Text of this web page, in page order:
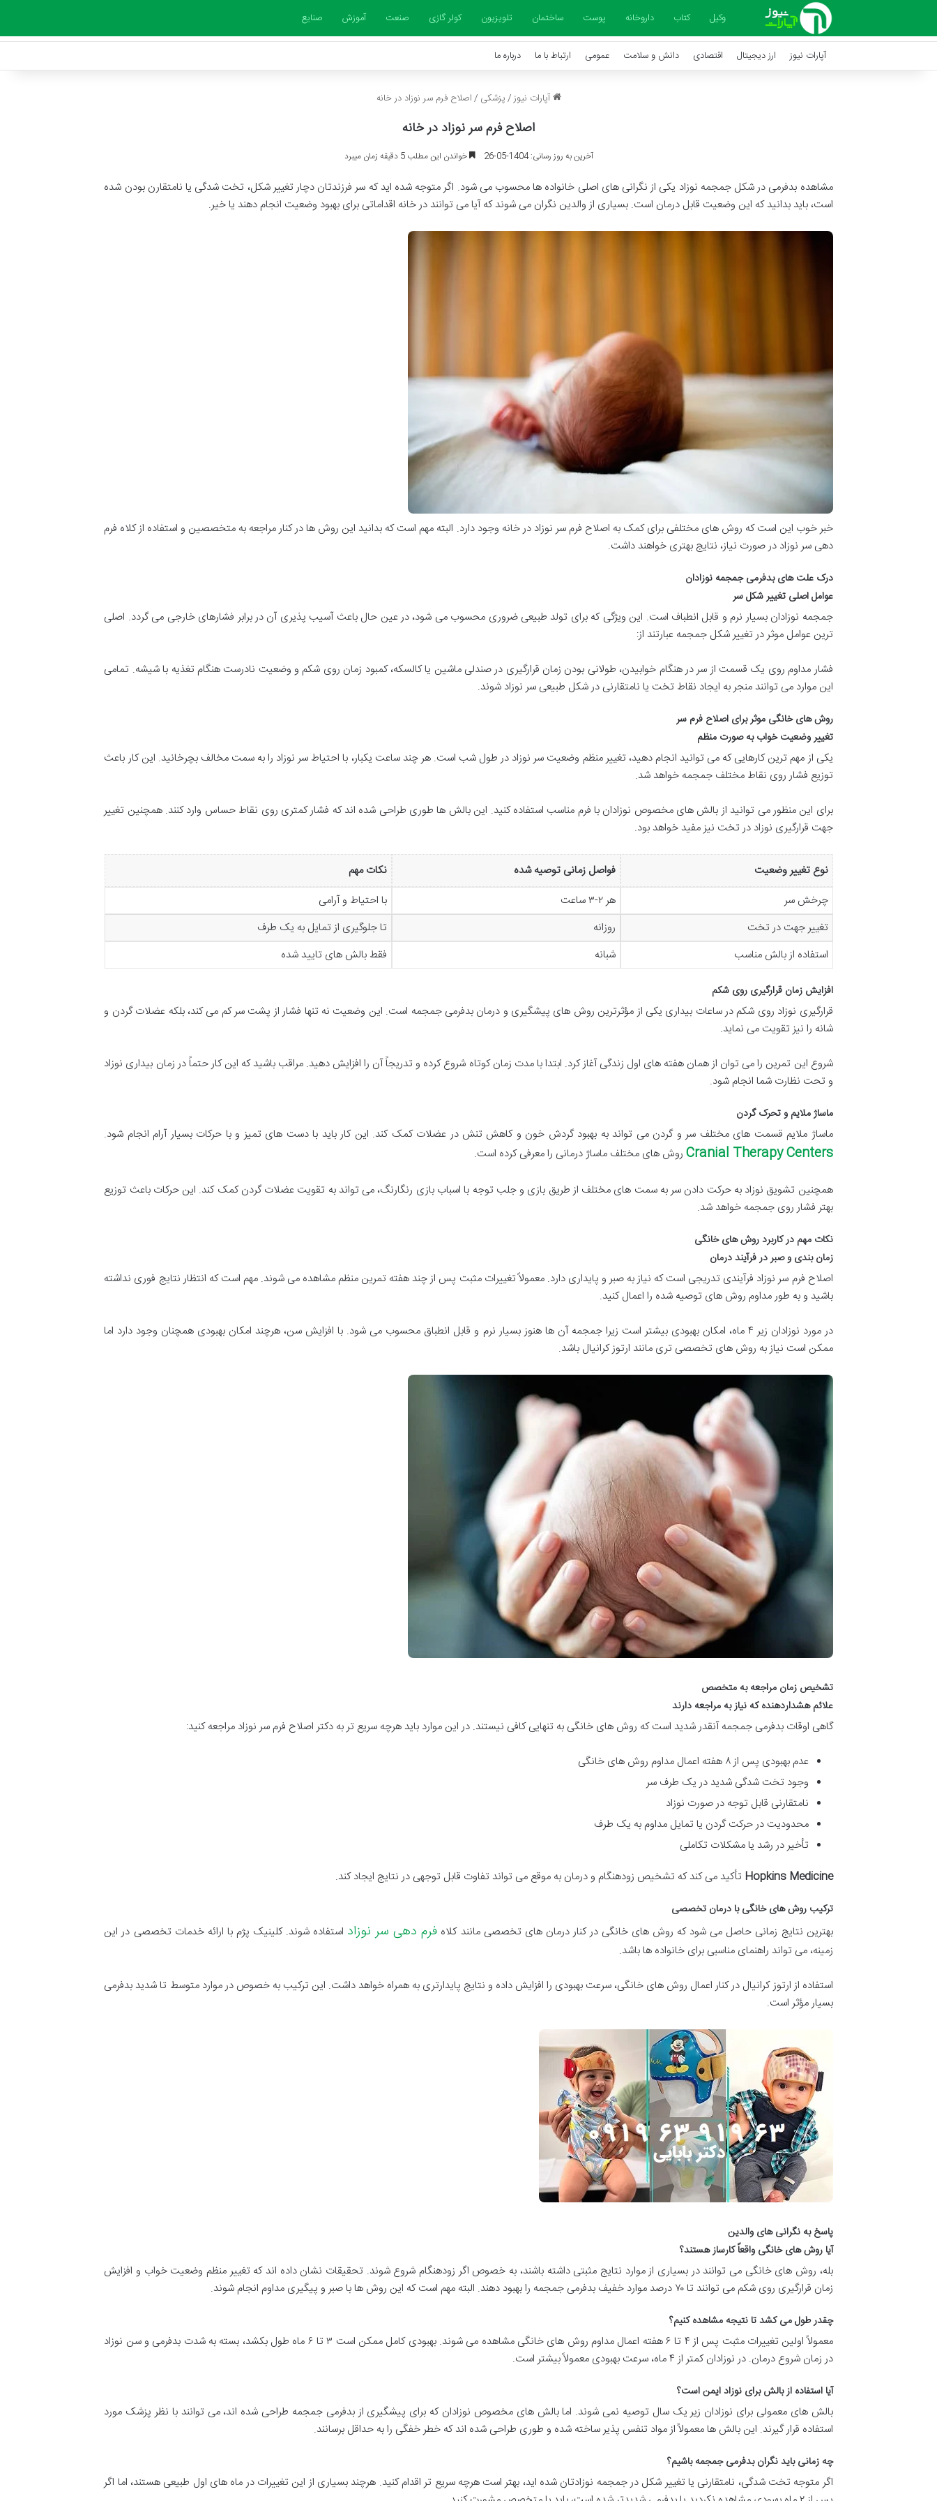
وکیل کتاب داروخانه پوست ساختمان تلویزیون کولر گازی صنعت آموزش صنایع
آپارات نیوز ارز دیجیتال اقتصادی دانش و سلامت عمومی ارتباط با ما درباره ما
آپارات نیوز/پزشکی /اصلاح فرم سر نوزاد در خانه
اصلاح فرم سر نوزاد در خانه
آخرین به روز رسانی: 1404-05-26 خواندن این مطلب 5 دقیقه زمان میبرد
مشاهده بدفرمی در شکل جمجمه نوزاد یکی از نگرانی های اصلی خانواده ها محسوب می شود. اگر متوجه شده اید که سر فرزندتان دچار تغییر شکل، تخت شدگی یا نامتقارن بودن شده
است، باید بدانید که این وضعیت قابل درمان است. بسیاری از والدین نگران می شوند که آیا می توانند در خانه اقداماتی برای بهبود وضعیت انجام دهند یا خیر.
خبر خوب این است که روش های مختلفی برای کمک به اصلاح فرم سر نوزاد در خانه وجود دارد. البته مهم است که بدانید این روش ها در کنار مراجعه به متخصصین و استفاده از کلاه فرم
دهی سر نوزاد در صورت نیاز، نتایج بهتری خواهند داشت.
درک علت های بدفرمی جمجمه نوزادان
عوامل اصلی تغییر شکل سر
جمجمه نوزادان بسیار نرم و قابل انطباف است. این ویژگی که برای تولد طبیعی ضروری محسوب می شود، در عین حال باعث آسیب پذیری آن در برابر فشارهای خارجی می گردد. اصلی
ترین عوامل موثر در تغییر شکل جمجمه عبارتند از:
فشار مداوم روی یک قسمت از سر در هنگام خوابیدن، طولانی بودن زمان قرارگیری در صندلی ماشین یا کالسکه، کمبود زمان روی شکم و وضعیت نادرست هنگام تغذیه با شیشه. تمامی
این موارد می توانند منجر به ایجاد نقاط تخت یا نامتقارنی در شکل طبیعی سر نوزاد شوند.
روش های خانگی موثر برای اصلاح فرم سر
تغییر وضعیت خواب به صورت منظم
یکی از مهم ترین کارهایی که می توانید انجام دهید، تغییر منظم وضعیت سر نوزاد در طول شب است. هر چند ساعت یکبار، با احتیاط سر نوزاد را به سمت مخالف بچرخانید. این کار باعث
توزیع فشار روی نقاط مختلف جمجمه خواهد شد.
برای این منظور می توانید از بالش های مخصوص نوزادان با فرم مناسب استفاده کنید. این بالش ها طوری طراحی شده اند که فشار کمتری روی نقاط حساس وارد کنند. همچنین تغییر
جهت قرارگیری نوزاد در تخت نیز مفید خواهد بود.
نوع تغییر وضعیت فواصل زمانی توصیه شده
نکات مهم
چرخش سر
هر ۲-۳ ساعت
با احتیاط و آرامی
تغییر جهت در تخت
روزانه
تا جلوگیری از تمایل به یک طرف
استفاده از بالش مناسب
شبانه فقط بالش های تایید شده
افزایش زمان قرارگیری روی شکم
قرارگیری نوزاد روی شکم در ساعات بیداری یکی از مؤثرترین روش های پیشگیری و درمان بدفرمی جمجمه است. این وضعیت نه تنها فشار از پشت سر کم می کند، بلکه عضلات گردن و
شانه را نیز تقویت می نماید.
شروع این تمرین را می توان از همان هفته های اول زندگی آغاز کرد. ابتدا با مدت زمان کوتاه شروع کرده و تدریجاً آن را افزایش دهید. مراقب باشید که این کار حتماً در زمان بیداری نوزاد
و تحت نظارت شما انجام شود.
ماساژ ملایم و تحرک گردن
ماساژ ملایم قسمت های مختلف سر و گردن می تواند به بهبود گردش خون و کاهش تنش در عضلات کمک کند. این کار باید با دست های تمیز و با حرکات بسیار آرام انجام شود.
Cranial Therapy Centers روش های مختلف ماساژ درمانی را معرفی کرده است.
همچنین تشویق نوزاد به حرکت دادن سر به سمت های مختلف از طریق بازی و جلب توجه با اسباب بازی رنگارنگ، می تواند به تقویت عضلات گردن کمک کند. این حرکات باعث توزیع
بهتر فشار روی جمجمه خواهد شد.
نکات مهم در کاربرد روش های خانگی
زمان بندی و صبر در فرآیند درمان
اصلاح فرم سر نوزاد فرآیندی تدریجی است که نیاز به صبر و پایداری دارد. معمولاً تغییرات مثبت پس از چند هفته تمرین منظم مشاهده می شوند. مهم است که انتظار نتایج فوری نداشته
باشید و به طور مداوم روش های توصیه شده را اعمال کنید.
در مورد نوزادان زیر ۴ ماه، امکان بهبودی بیشتر است زیرا جمجمه آن ها هنوز بسیار نرم و قابل انطباق محسوب می شود. با افزایش سن، هرچند امکان بهبودی همچنان وجود دارد اما
ممکن است نیاز به روش های تخصصی تری مانند ارتوز کرانیال باشد.
تشخیص زمان مراجعه به متخصص
علائم هشداردهنده که نیاز به مراجعه دارند
گاهی اوقات بدفرمی جمجمه آنقدر شدید است که روش های خانگی به تنهایی کافی نیستند. در این موارد باید هرچه سریع تر به دکتر اصلاح فرم سر نوزاد مراجعه کنید:
عدم بهبودی پس از ۸ هفته اعمال مداوم روش های خانگی
وجود تخت شدگی شدید در یک طرف سر
نامتقارنی قابل توجه در صورت نوزاد
محدودیت در حرکت گردن یا تمایل مداوم به یک طرف
تأخیر در رشد یا مشکلات تکاملی
Hopkins Medicine تأکید می کند که تشخیص زودهنگام و درمان به موقع می تواند تفاوت قابل توجهی در نتایج ایجاد کند.
ترکیب روش های خانگی با درمان تخصصی
بهترین نتایج زمانی حاصل می شود که روش های خانگی در کنار درمان های تخصصی مانند کلاه فرم دهی سر نوزاد استفاده شوند. کلینیک پژم با ارائه خدمات تخصصی در این
زمینه، می تواند راهنمای مناسبی برای خانواده ها باشد.
استفاده از ارتوز کرانیال در کنار اعمال روش های خانگی، سرعت بهبودی را افزایش داده و نتایج پایدارتری به همراه خواهد داشت. این ترکیب به خصوص در موارد متوسط تا شدید بدفرمی
بسیار مؤثر است.
پاسخ به نگرانی های والدین
آیا روش های خانگی واقعاً کارساز هستند؟
بله، روش های خانگی می توانند در بسیاری از موارد نتایج مثبتی داشته باشند، به خصوص اگر زودهنگام شروع شوند. تحقیقات نشان داده اند که تغییر منظم وضعیت خواب و افزایش
زمان قرارگیری روی شکم می توانند تا ۷۰ درصد موارد خفیف بدفرمی جمجمه را بهبود دهند. البته مهم است که این روش ها با صبر و پیگیری مداوم انجام شوند.
چقدر طول می کشد تا نتیجه مشاهده کنیم؟
معمولاً اولین تغییرات مثبت پس از ۴ تا ۶ هفته اعمال مداوم روش های خانگی مشاهده می شوند. بهبودی کامل ممکن است ۳ تا ۶ ماه طول بکشد، بسته به شدت بدفرمی و سن نوزاد
در زمان شروع درمان. در نوزادان کمتر از ۴ ماه، سرعت بهبودی معمولاً بیشتر است.
آیا استفاده از بالش برای نوزاد ایمن است؟
بالش های معمولی برای نوزادان زیر یک سال توصیه نمی شوند. اما بالش های مخصوص نوزادان که برای پیشگیری از بدفرمی جمجمه طراحی شده اند، می توانند با نظر پزشک مورد
استفاده قرار گیرند. این بالش ها معمولاً از مواد تنفس پذیر ساخته شده و طوری طراحی شده اند که خطر خفگی را به حداقل برسانند.
چه زمانی باید نگران بدفرمی جمجمه باشیم؟
اگر متوجه تخت شدگی، نامتقارنی یا تغییر شکل در جمجمه نوزادتان شده اید، بهتر است هرچه سریع تر اقدام کنید. هرچند بسیاری از این تغییرات در ماه های اول طبیعی هستند، اما اگر